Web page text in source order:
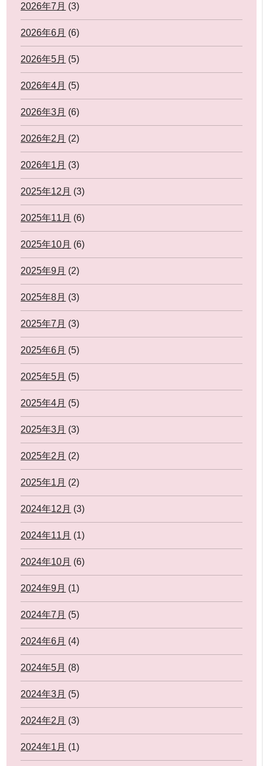
2026年7月 (3)
2026年6月 (6)
2026年5月 (5)
2026年4月 (5)
2026年3月 (6)
2026年2月 (2)
2026年1月 (3)
2025年12月 (3)
2025年11月 (6)
2025年10月 (6)
2025年9月 (2)
2025年8月 (3)
2025年7月 (3)
2025年6月 (5)
2025年5月 (5)
2025年4月 (5)
2025年3月 (3)
2025年2月 (2)
2025年1月 (2)
2024年12月 (3)
2024年11月 (1)
2024年10月 (6)
2024年9月 (1)
2024年7月 (5)
2024年6月 (4)
2024年5月 (8)
2024年3月 (5)
2024年2月 (3)
2024年1月 (1)